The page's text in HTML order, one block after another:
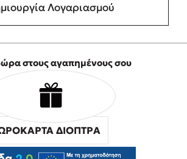
Λογαριασμού
στους αγαπημένους σου
ΔΙΟΠΤΡΑ